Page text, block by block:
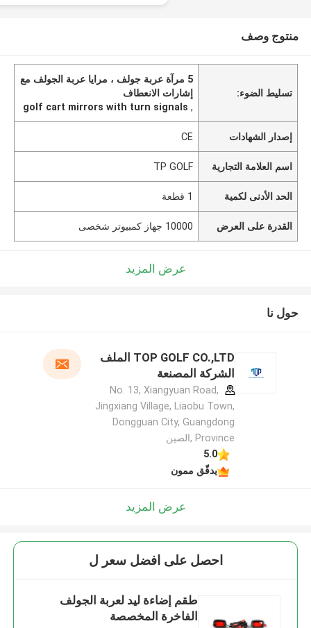
منتوج وصف
تسليط الضوء:
5 مرآة عربة جولف ، مرايا عربة الجولف مع
إشارات الانعطاف
,
golf cart mirrors with turn signals
إصدار الشهادات CE
اسم العلامة التجارية TP GOLF
الحد الأدنى لكمية 1 قطعة
القدرة على العرض 10000 جهاز كمبيوتر شخصى
عرض المزيد
حول نا
TOP GOLF CO.,LTD الملف
الشركة المصنعة
No. 13, Xiangyuan Road,
Jingxiang Village, Liaobu Town,
Dongguan City, Guangdong
Province ,الصين
5.0
يدقّق ممون
عرض المزيد
احصل على افضل سعر ل
طقم إضاءة ليد لعربة الجولف
الفاخرة المخصصة